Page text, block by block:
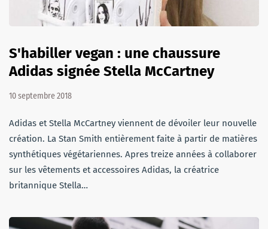
S'habiller vegan : une chaussure
Adidas signée Stella McCartney
10 septembre 2018
Adidas et Stella McCartney viennent de dévoiler leur nouvelle
création. La Stan Smith entièrement faite à partir de matières
synthétiques végétariennes. Apres treize années à collaborer
sur les vêtements et accessoires Adidas, la créatrice
britannique Stella…